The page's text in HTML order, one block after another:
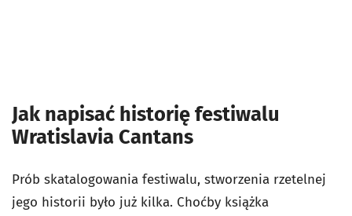
Jak napisać historię festiwalu
Wratislavia Cantans
Prób skatalogowania festiwalu, stworzenia rzetelnej
jego historii było już kilka. Choćby książka